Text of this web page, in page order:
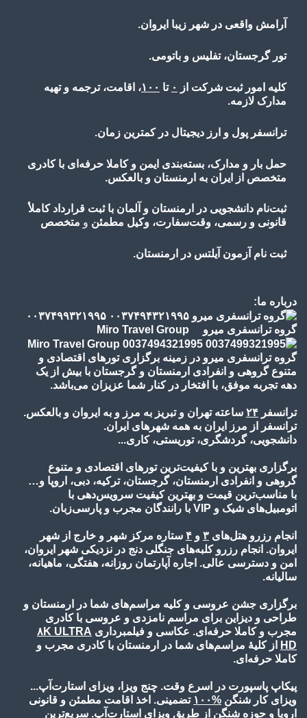
آرامش واقعی در شهر زیبا ایروان.
تور گرجستان، تفلیس و باتومی.
کلیه امور ثبت شرکت از ۰ تا ۱۰۰، اقامت، ترجمه و تهیه
مدارک لازمه.
ترانسفر پول و ارز دیجیتال در کمترین زمان.
حمل بار و مدارک، بسته‌بندی ایمن و کاملا حرفه‌ای با کادری
متخصص از ایران به ارمنستان و بالعکس.
ثبت‌نام دانشجویی در ارمنستان و آلمان با ثبت قرارداد کاملأ
قانونی و رسمی، وقت‌سفارت، وکیل مطمئن و متخصص
ثبت نام آزمون آیلتس در ارمنستان.
درباره ما:
گروه ترانسفری میرو Miro Travel Group
گروه ترانسفری میرو در زمینه برگزاری تورهای اقتصادی و
متنوع گروهی و انفرادی ارمنستان و گرجستان با بیش از یک
دهه تجربه موفق، با افتخار در کنار شما عزیزان می‌باشد.
ترانسفر ۲۴ ساعته تهران و تبریز به مرز و به ایروان و بالعکس.
ترانسفر از مرز ایران به همه شهرهای ایران.
دانشجویی، گردشگری، توریستی، کاری...
برگزاری بهترین و با کیفیت‌ترین تورهای اقتصادی و متنوع
گروهی و انفرادی ارمنستان، گرجستان، ترکیه، دبی، اروپا و…
با مناسب‌ترین قیمت و بهترین کیفیت سرویس‌دهی با
اتومبیل‌های شیک و VIP با رانندگان مجرب و پارسی‌زبان.
انجام رزرو هتل‌های ۳ و ۴ ستاره مرکز شهر و خارج از شهر
ایروان. انجام رزرو کلبه‌های جنگلی دنج در نزدیکی شهر ایروان،
امن و دسترسی عالی. اجاره آپارتمان روزانه، هفتگی، ماهیانه،
سالیانه.
برگزاری جشن عروسی و کلیه مراسم‌های شما در ارمنستان و
طراحی و دیزاین برای مراسم نامزدی و عروسی با کادری
مجرب و کاملا حرفه‌ای. عکاسی و فیلمبرداری ۸K ULTRA
HD
از کلیۀ مراسم‌های شما در ارمنستان با کادری مجرب و
کاملا حرفه‌ای.
پیکاپ پاسپورت در اسرع وقت. چنج ویزا، ویزای استارت‌آپ...
ویزای کار شنگن %۱۰۰
تضمینی. اخذ اقامت مطمئن و قانونی
اروپا و حوزه شنگن از طریق ویزای استارت‌آپ. سریع‌ترین